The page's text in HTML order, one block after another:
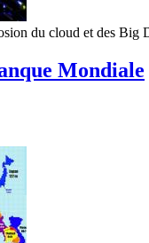
du cloud et des Big
Mondiale